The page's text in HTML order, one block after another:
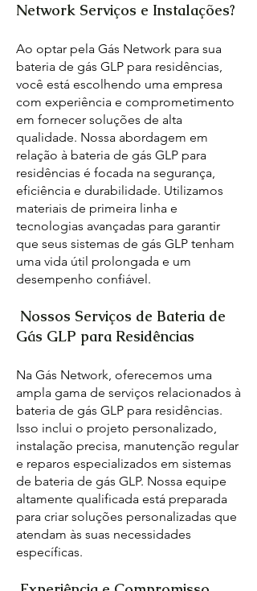
Network Serviços e Instalações?
Ao optar pela Gás Network para sua
bateria de gás GLP para residências,
você está escolhendo uma empresa
com experiência e comprometimento
em fornecer soluções de alta
qualidade. Nossa abordagem em
relação à bateria de gás GLP para
residências é focada na segurança,
eficiência e durabilidade. Utilizamos
materiais de primeira linha e
tecnologias avançadas para garantir
que seus sistemas de gás GLP tenham
uma vida útil prolongada e um
desempenho confiável.
Nossos Serviços de Bateria de
Gás GLP para Residências
Na Gás Network, oferecemos uma
ampla gama de serviços relacionados à
bateria de gás GLP para residências.
Isso inclui o projeto personalizado,
instalação precisa, manutenção regular
e reparos especializados em sistemas
de bateria de gás GLP. Nossa equipe
altamente qualificada está preparada
para criar soluções personalizadas que
atendam às suas necessidades
específicas.